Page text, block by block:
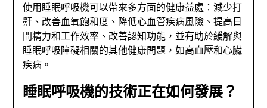
使用睡眠呼吸機可以帶來多方面的健康益處：減少打
鼾、改善血氧飽和度、降低心血管疾病風險、提高日
間精力和工作效率、改善認知功能，並有助於緩解與
睡眠呼吸障礙相關的其他健康問題，如高血壓和心臟
疾病。
睡眠呼吸機的技術正在如何發展？